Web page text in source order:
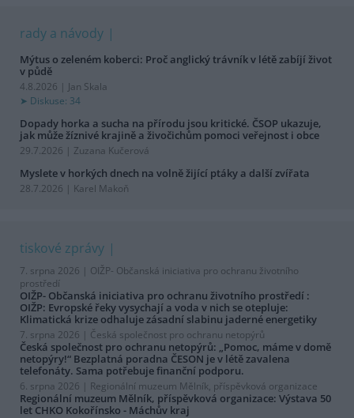
rady a návody
Mýtus o zeleném koberci: Proč anglický trávník v létě zabíjí život
v půdě
4.8.2026 | Jan Skala
Diskuse: 34
Dopady horka a sucha na přírodu jsou kritické. ČSOP ukazuje,
jak může žíznivé krajině a živočichům pomoci veřejnost i obce
29.7.2026 | Zuzana Kučerová
Myslete v horkých dnech na volně žijící ptáky a další zvířata
28.7.2026 | Karel Makoň
tiskové zprávy
7. srpna 2026 | OIŽP- Občanská iniciativa pro ochranu životního
prostředí
OIŽP- Občanská iniciativa pro ochranu životního prostředí :
OIŽP: Evropské řeky vysychají a voda v nich se otepluje:
Klimatická krize odhaluje zásadní slabinu jaderné energetiky
7. srpna 2026 | Česká společnost pro ochranu netopýrů
Česká společnost pro ochranu netopýrů: „Pomoc, máme v domě
netopýry!“ Bezplatná poradna ČESON je v létě zavalena
telefonáty. Sama potřebuje finanční podporu.
6. srpna 2026 | Regionální muzeum Mělník, příspěvková organizace
Regionální muzeum Mělník, příspěvková organizace: Výstava 50
let CHKO Kokořínsko - Máchův kraj